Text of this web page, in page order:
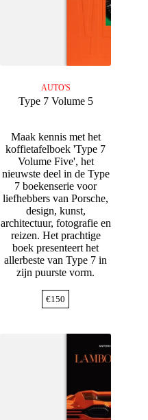
AUTO'S
Type 7 Volume 5
Maak kennis met het
koffietafelboek 'Type 7
Volume Five', het
nieuwste deel in de Type
7 boekenserie voor
liefhebbers van Porsche,
design, kunst,
architectuur, fotografie en
reizen. Het prachtige
boek presenteert het
allerbeste van Type 7 in
zijn puurste vorm.
€150